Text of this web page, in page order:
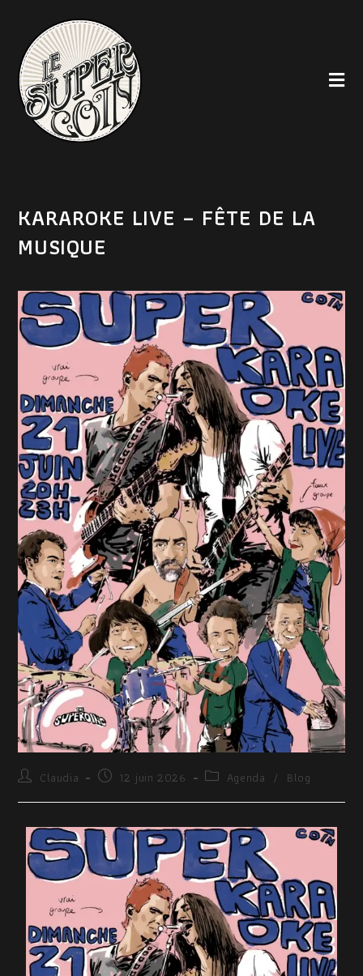
KARAROKE LIVE – FÊTE DE LA
MUSIQUE
Claudia 12 juin 2026 Agenda / Blog